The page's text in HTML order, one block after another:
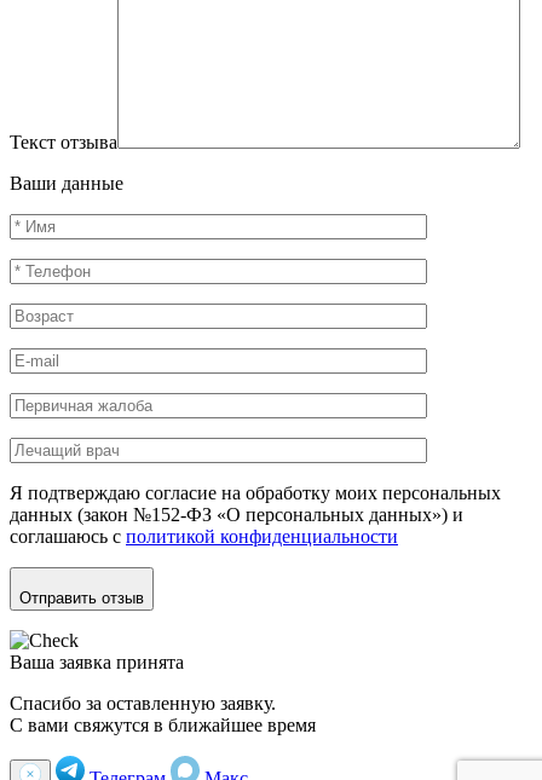
Текст отзыва
Ваши данные
Я подтверждаю согласие на обработку моих персональных
данных (закон №152-ФЗ «О персональных данных») и
соглашаюсь с политикой конфиденциальности
Отправить отзыв
Ваша заявка принята
Спасибо за оставленную заявку.
С вами свяжутся в ближайшее время